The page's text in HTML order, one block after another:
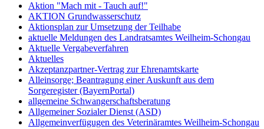
Aktion "Mach mit - Tauch auf!"
AKTION Grundwasserschutz
Aktionsplan zur Umsetzung der Teilhabe
aktuelle Meldungen des Landratsamtes Weilheim-Schongau
Aktuelle Vergabeverfahren
Aktuelles
Akzeptanzpartner-Vertrag zur Ehrenamtskarte
Alleinsorge; Beantragung einer Auskunft aus dem
Sorgeregister (BayernPortal)
allgemeine Schwangerschaftsberatung
Allgemeiner Sozialer Dienst (ASD)
Allgemeinverfügugen des Veterinäramtes Weilheim-Schongau